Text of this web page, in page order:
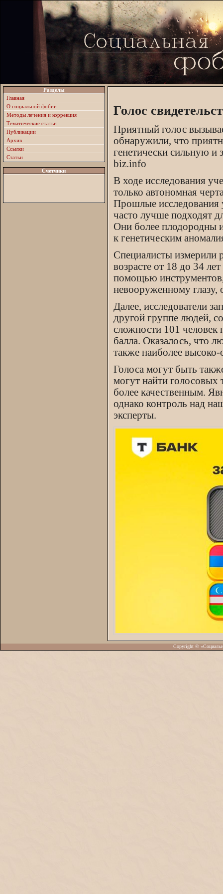
Разделы
Главная
О социальной фобии
Методы лечения и коррекция
Тематические статьи
Публикации
Архив
Ссылки
Статьи
Счетчики
Голос
Приятный голос
обнаружили, что
генетически сильную
biz.info
В ходе исследования
только автономная
Прошлые исследования
часто лучше подходят
Они более плодородны
к генетическим
Специалисты измерили
возрасте от 18 до 34
помощью
невооруженному глазу,
Далее, исследователи
другой группе людей,
сложности 101 человек
балла. Оказалось, что
также наиболее
Голоса могут быть
могут найти голосовых
более качественным.
однако контроль над
эксперты.
Copyright ©